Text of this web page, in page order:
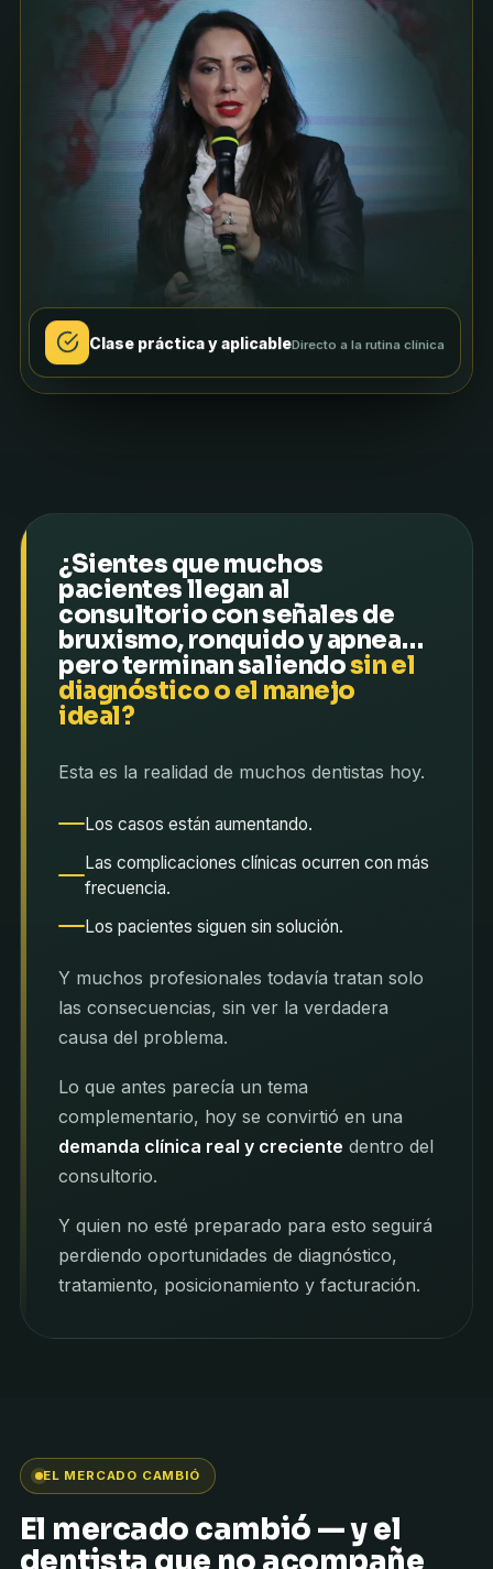
Clase práctica y aplicableDirecto a la rutina clínica
¿Sientes que muchos
pacientes llegan al
consultorio con señales de
bruxismo, ronquido y apnea…
pero terminan saliendosin el
diagnóstico o el manejo
ideal?
Esta es la realidad de muchos dentistas hoy.
Los casos están aumentando.
Las complicaciones clínicas ocurren con más
frecuencia.
Los pacientes siguen sin solución.
Y muchos profesionales todavía tratan solo
las consecuencias, sin ver la verdadera
causa del problema.
Lo que antes parecía un tema
complementario, hoy se convirtió en una
demanda clínica real y creciente dentro del
consultorio.
Y quien no esté preparado para esto seguirá
perdiendo oportunidades de diagnóstico,
tratamiento, posicionamiento y facturación.
EL MERCADO CAMBIÓ
El mercado cambió — y el
dentista que no acompañe